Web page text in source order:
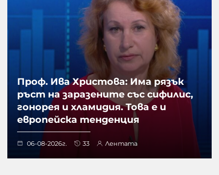
Проф. Ива Христова: Има рязък
ръст на заразените със сифилис,
гонорея и хламидия. Това е и
европейска тенденция
06-08-2026г. 33 Лентата